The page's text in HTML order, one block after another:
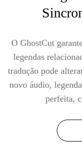
O GhostCut
legendas
tradução pode
novo áudio,
perfeita,